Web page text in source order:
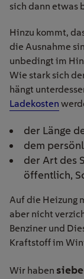
sich dann etwas
Hinzu kommt,
die Ausnahme
unbedingt im
Wie stark sich
hängt
Ladekosten
der Länge
dem
der Art des
öffentlich,
Auf die Heizung
aber nicht
Benziner und
Kraftstoff im
Wir haben